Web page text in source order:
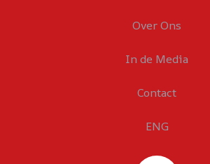
Over Ons
In de Media
Contact
ENG